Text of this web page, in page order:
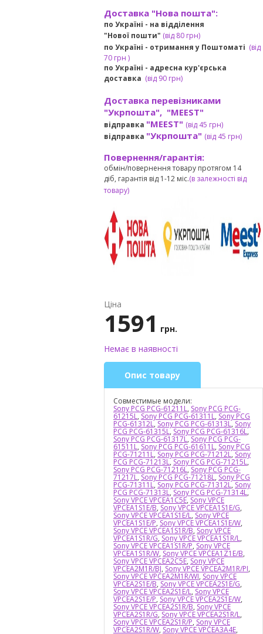
Доставка "Нова пошта":
по Україні - на відділення
"Нової пошти" (від 80 грн)
по Україні - отримання у Поштоматі (від
70 грн )
по Україні - адресна кур'єрська
доставка (від90 грн)
Доставка перевізниками
"Укрпошта", "MEEST"
відправка "MEEST" (від 45 грн)
відправка "Укрпошта" (від 45 грн)
Повернення/гарантія:
обмін/повернення товару протягом 14
діб, гарантія від 1-12 міс.(в залежності від
товару)
Ціна
1591 грн.
Немає в наявності
Опис товару
Совместимые модели:
Sony PCG PCG-61211L, Sony PCG PCG-
61215L, Sony PCG PCG-61311L, Sony PCG
PCG-61312L, Sony PCG PCG-61313L, Sony
PCG PCG-61315L, Sony PCG PCG-61316L,
Sony PCG PCG-61317L, Sony PCG PCG-
61511L, Sony PCG PCG-61611L, Sony PCG
PCG-71211L, Sony PCG PCG-71212L, Sony
PCG PCG-71213L, Sony PCG PCG-71215L,
Sony PCG PCG-71216L, Sony PCG PCG-
71217L, Sony PCG PCG-71218L, Sony PCG
PCG-71311L, Sony PCG PCG-71312L, Sony
PCG PCG-71313L, Sony PCG PCG-71314L,
Sony VPCE VPCEA1C5E, Sony VPCE
VPCEA1S1E/B, Sony VPCE VPCEA1S1E/G,
Sony VPCE VPCEA1S1E/L, Sony VPCE
VPCEA1S1E/P, Sony VPCE VPCEA1S1E/W,
Sony VPCE VPCEA1S1R/B, Sony VPCE
VPCEA1S1R/G, Sony VPCE VPCEA1S1R/L,
Sony VPCE VPCEA1S1R/P, Sony VPCE
VPCEA1S1R/W, Sony VPCE VPCEA1Z1E/B,
Sony VPCE VPCEA2C5E, Sony VPCE
VPCEA2M1R/BJ, Sony VPCE VPCEA2M1R/PI,
Sony VPCE VPCEA2M1R/WI, Sony VPCE
VPCEA2S1E/B, Sony VPCE VPCEA2S1E/G,
Sony VPCE VPCEA2S1E/L, Sony VPCE
VPCEA2S1E/P, Sony VPCE VPCEA2S1E/W,
Sony VPCE VPCEA2S1R/B, Sony VPCE
VPCEA2S1R/G, Sony VPCE VPCEA2S1R/L,
Sony VPCE VPCEA2S1R/P, Sony VPCE
VPCEA2S1R/W, Sony VPCE VPCEA3A4E,